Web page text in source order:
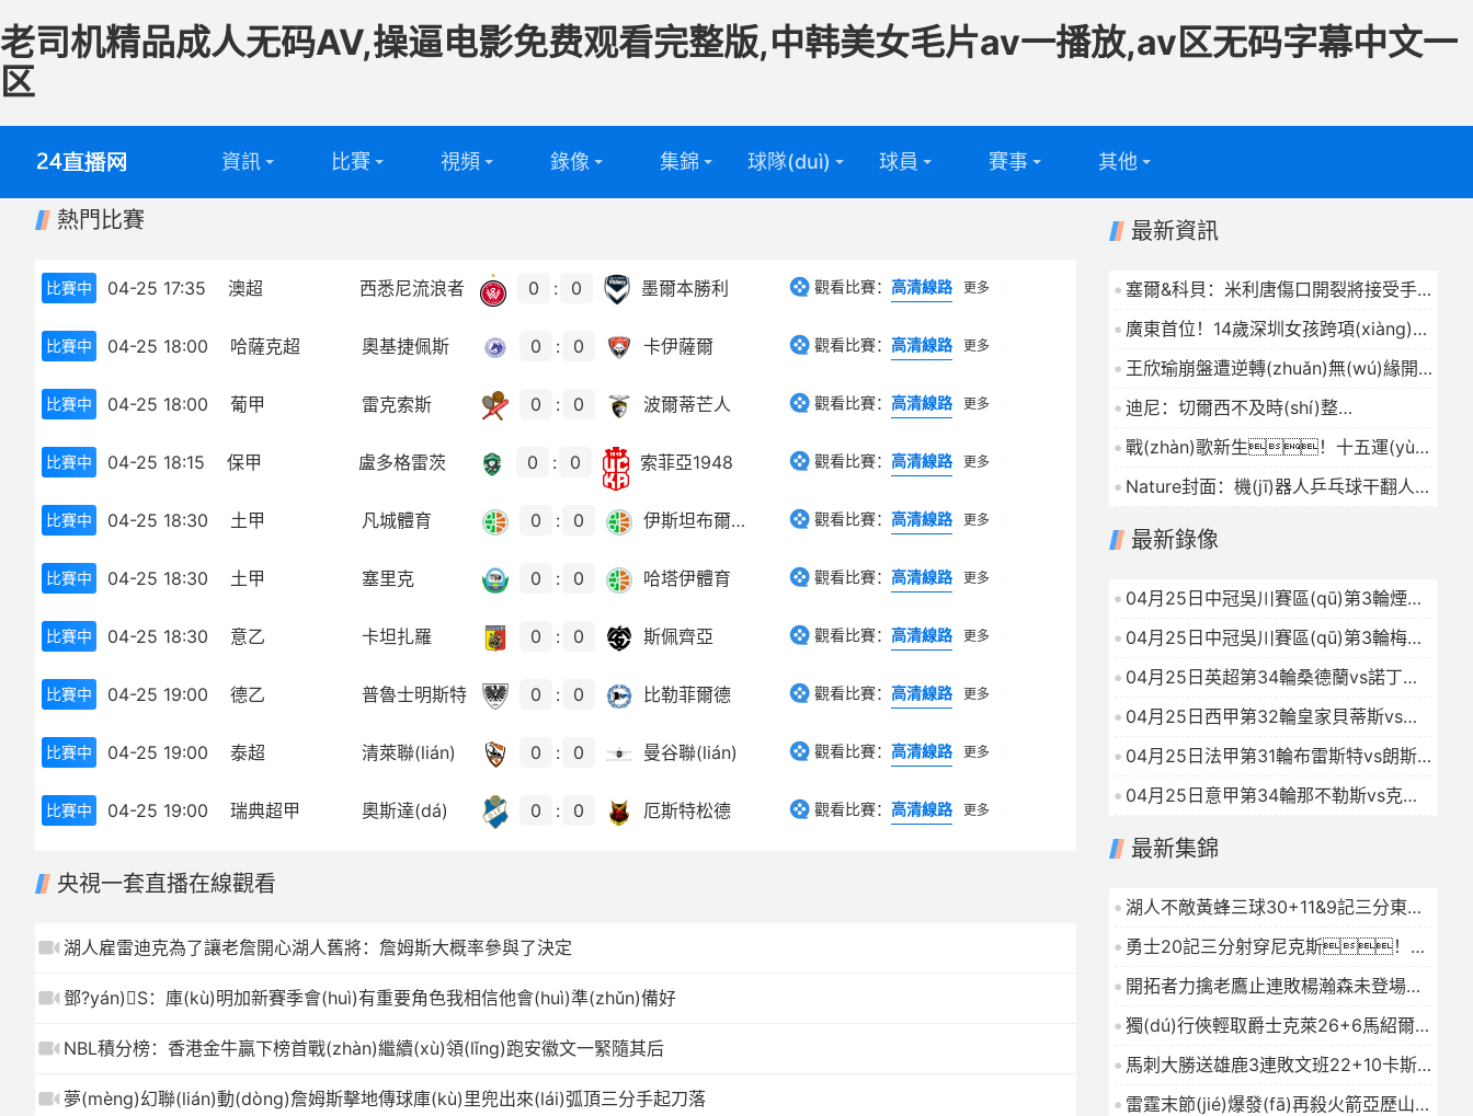
老司机精品成人无码AV,操逼电影免费观看完整版,中韩美女毛片av一播放,av区无码字幕中文一
区
資訊
中超
歐冠
世界杯
歐洲杯
比賽
法甲
中超
歐冠
世界杯
視頻
籃球視頻
錄像 集錦 球隊(duì)
籃球球隊
球員
籃球球員
賽事 其他
專題
問(wèn)答
熱門比賽
比賽中 04-25 17:35 澳超 西悉尼流浪者 0 : 0 墨爾本勝利 觀看比賽：高清線路 更多
比賽中 04-25 18:00 哈薩克超 奧基捷佩斯 0 : 0 卡伊薩爾 觀看比賽：高清線路 更多
比賽中 04-25 18:00 葡甲 雷克索斯 0 : 0 波爾蒂芒人 觀看比賽：高清線路 更多
比賽中 04-25 18:15 保甲 盧多格雷茨 0 : 0 索菲亞1948 觀看比賽：高清線路 更多
比賽中 04-25 18:30 土甲 凡城體育 0 : 0 伊斯坦布爾體育 觀看比賽：高清線路 更多
比賽中 04-25 18:30 土甲 塞里克 0 : 0 哈塔伊體育 觀看比賽：高清線路 更多
比賽中 04-25 18:30 意乙 卡坦扎羅 0 : 0 斯佩齊亞 觀看比賽：高清線路 更多
比賽中 04-25 19:00 德乙 普魯士明斯特 0 : 0 比勒菲爾德 觀看比賽：高清線路 更多
比賽中 04-25 19:00 泰超 清萊聯(lián) 0 : 0 曼谷聯(lián) 觀看比賽：高清線路 更多
比賽中 04-25 19:00 瑞典超甲 奧斯達(dá) 0 : 0 厄斯特松德 觀看比賽：高清線路 更多
央視一套直播在線觀看
湖人雇雷迪克為了讓老詹開心湖人舊將：詹姆斯大概率參與了決定
鄧?yán)S：庫(kù)明加新賽季會(huì)有重要角色我相信他會(huì)準(zhǔn)備好
NBL積分榜：香港金牛贏下榜首戰(zhàn)繼續(xù)領(lǐng)跑安徽文一緊隨其后
夢(mèng)幻聯(lián)動(dòng)詹姆斯擊地傳球庫(kù)里兜出來(lái)弧頂三分手起刀落
最新資訊
塞爾&科貝：米利唐傷口開裂將接受手
術(shù)，無(wú)緣美加墨世界杯
2026-04-25
廣東首位！14歲深圳女孩跨項(xiàng)僅
9個(gè)月，拿下全國(guó)雪橇
冠軍
2026-04-25
王欣瑜崩盤遭逆轉(zhuǎn)無(wú)緣開
門紅，曾被萊巴拒絕合影
WTA執(zhí)行官離職
迪尼：切爾西不及時(shí)整
改，會(huì)淪為沃特福德那
般頻繁換帥的笑柄
2026-04-25
戰(zhàn)歌新生！十五運(yùn)
經(jīng)典旋律重磅返場(chǎng)，
梁山山東山少爺曾比特余浩斌攜手林高
遠(yuǎn)跨界唱響廣東體育城市聯(lián)
賽主題曲粵戰(zhàn)粵勇
Nature封面：機(jī)器人乒乓球干翻人類
最新錄像
04月25日中冠吳川賽區(qū)第3輪煙臺
(tái)鑫海中天VS廣州海珠醒派全場
(chǎng)錄像
04月25日中冠吳川賽區(qū)第3輪梅州
強(qiáng)民VS武漢聯(lián)鎮(zhèn)全
場(chǎng)錄像
04月25日英超第34輪桑德蘭vs諾丁漢
森林全場(chǎng)錄像
2026-04-25
04月25日西甲第32輪皇家貝蒂斯vs皇
家馬德里全場(chǎng)錄像
2026-04-25
04月25日法甲第31輪布雷斯特vs朗斯
全場(chǎng)錄像
2026-04-25
04月25日意甲第34輪那不勒斯vs克雷
最新集錦
湖人不敵黃蜂三球30+11&9記三分東契
奇39分詹姆斯29+9+6
2026-01-16
勇士20記三分射穿尼克斯！庫
(kù)里27+7巴特勒32+8穆迪三分9中7
開拓者力擒老鷹止連敗楊瀚森未登場
(chǎng)夏普24+9CJ戰(zhàn)舊主20
分
獨(dú)行俠輕取爵士克萊26+6馬紹爾
22+6+4森薩博27分
2026-01-16
馬刺大勝送雄鹿3連敗文班22+10卡斯?
fàn)?9+10字母哥21+5
2026-01-16
雷霆末節(jié)爆發(fā)再殺火箭亞歷山大